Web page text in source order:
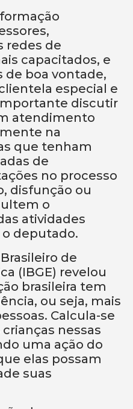
redes de
capacitados, e
de boa vontade,
especial e
discutir
atendimento
na
que tenham
de
no processo
disfunção ou
o
atividades
deputado.
de
(IBGE) revelou
brasileira tem
ou seja, mais
Calcula-se
nessas
uma ação do
elas possam
suas